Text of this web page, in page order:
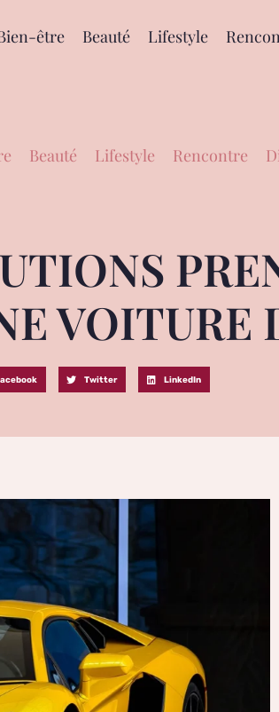
être Beauté Lifestyle
Beauté Lifestyle Rencontre
VOITURE
Twitter LinkedIn